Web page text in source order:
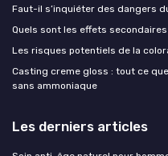
Faut-il s’inquiéter des dangers
Quels sont les effets
Les risques potentiels de la
Casting creme gloss : tout ce
sans ammoniaque
Les derniers articles